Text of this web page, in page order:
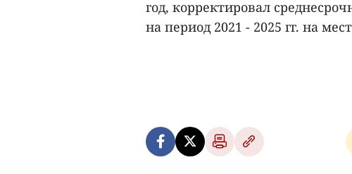
год, корректировал
на период 2021 - 2025 гг. на